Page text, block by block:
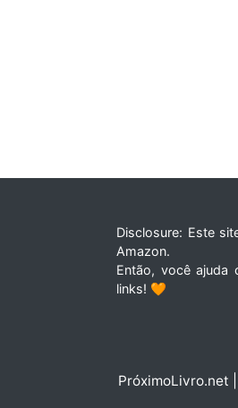
Disclosure: Este
Amazon.
Então, você ajuda
links! 🧡
PróximoLivro.net